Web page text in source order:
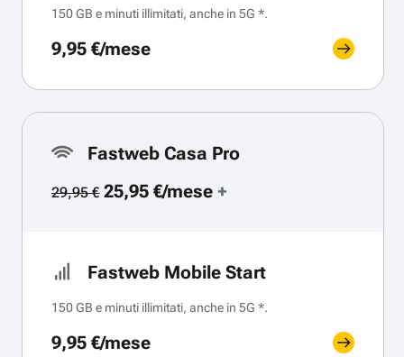
150 GB e minuti illimitati, anche in 5G *.
9,95 €/mese
Fastweb Casa Pro
29,95 €25,95 €/mese+
Fastweb Mobile Start
150 GB e minuti illimitati, anche in 5G *.
9,95 €/mese